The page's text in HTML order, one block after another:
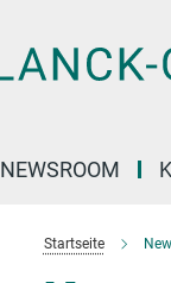
NEWSROOM
Startseite